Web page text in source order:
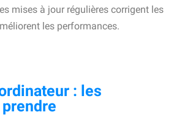
mises à jour régulières corrigent les
les performances.
: les